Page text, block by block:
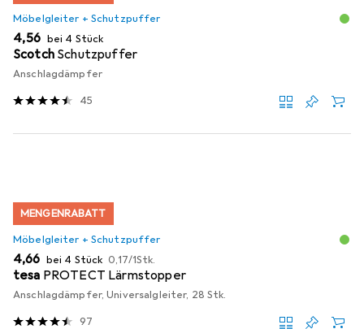
Möbelgleiter + Schutzpuffer
EUR
4,56 bei 4 Stück
Scotch Schutzpuffer
Anschlagdämpfer
45
MENGENRABATT
Möbelgleiter + Schutzpuffer
EUR
4,66 bei 4 Stück EUR
0,17/1Stk.
tesa PROTECT Lärmstopper
Anschlagdämpfer, Universalgleiter, 28 Stk.
97